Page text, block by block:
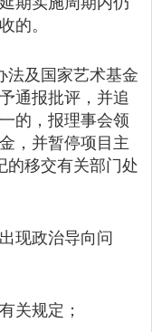
的。
法及国家艺术基金
通报批评，并追
的，报理事会领
，并暂停项目主
的移交有关部门处
现政治导向问
关规定；